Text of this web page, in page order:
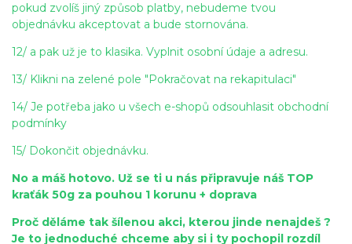
pokud zvolíš jiný způsob platby, nebudeme tvou
objednávku akceptovat a bude stornována.
12/ a pak už je to klasika. Vyplnit osobní údaje a adresu.
13/ Klikni na zelené pole "Pokračovat na rekapitulaci"
14/ Je potřeba jako u všech e-shopů odsouhlasit obchodní
podmínky
15/ Dokončit objednávku.
No a máš hotovo. Už se ti u nás připravuje náš TOP
kraťák 50g za pouhou 1 korunu + doprava
Proč děláme tak šílenou akci, kterou jinde nenajdeš ?
Je to jednoduché chceme aby si i ty pochopil rozdíl